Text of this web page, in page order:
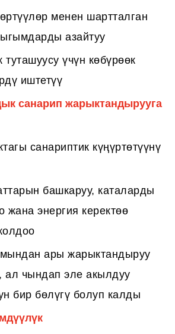
менен шартталган
азайтуу
үчүн көбүрөөк
иштетүү
санарип жарыктандырууга
санариптик күңүртөтүүнү
башкаруу, каталарды
жана энергия керектөө
ары жарыктандыруу
ал чындап эле акылдуу
бир бөлүгү болуп калды